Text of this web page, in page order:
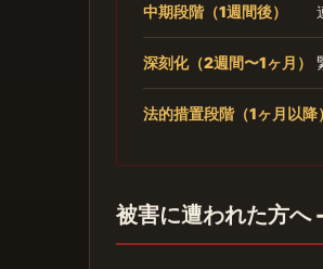
中期段階（1週間後）
深刻化（2週間〜1ヶ月）
法的措置段階（1ヶ月以降）
被害に遭われた方へ